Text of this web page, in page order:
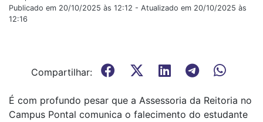
Publicado em 20/10/2025 às 12:12 - Atualizado em 20/10/2025 às
12:16
Compartilhar:
É com profundo pesar que a Assessoria da Reitoria no
Campus Pontal comunica o falecimento do estudante